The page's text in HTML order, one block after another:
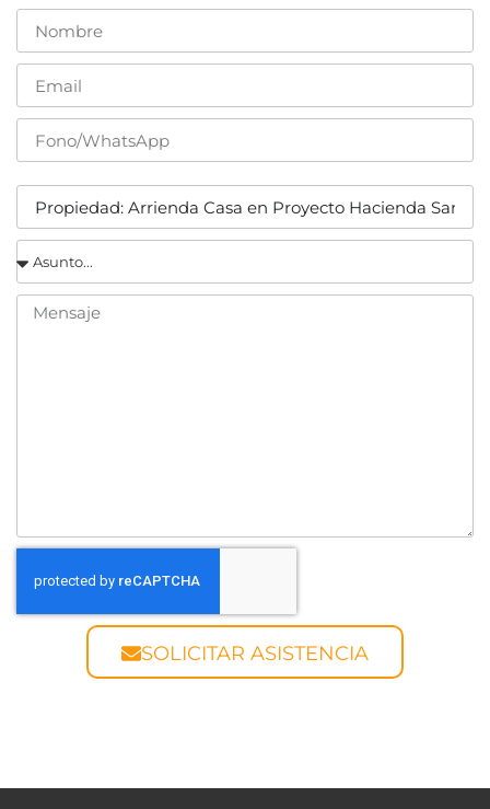
SOLICITAR ASISTENCIA